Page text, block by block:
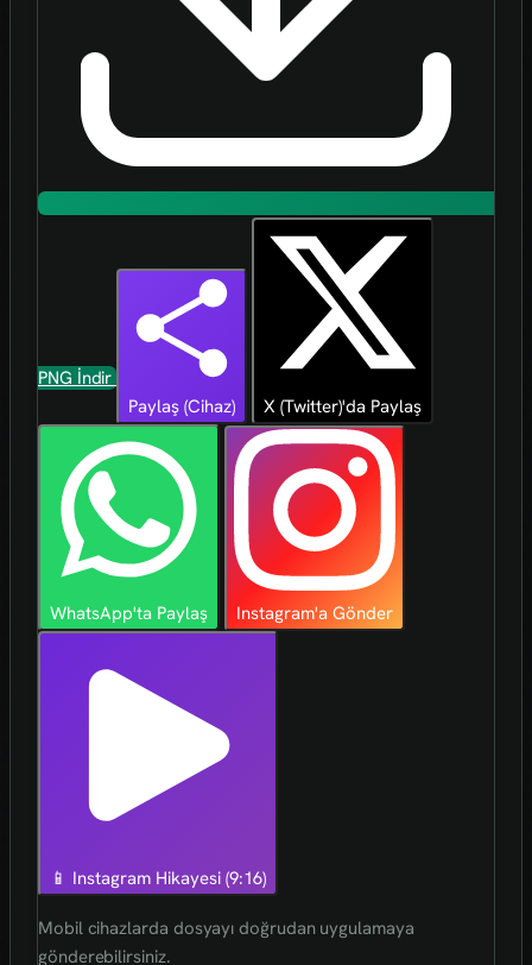
PNG İndir
Paylaş (Cihaz)
X (Twitter)'da Paylaş
WhatsApp'ta Paylaş Instagram'a Gönder
📱 Instagram Hikayesi (9:16)
Mobil cihazlarda dosyayı doğrudan uygulamaya
gönderebilirsiniz.